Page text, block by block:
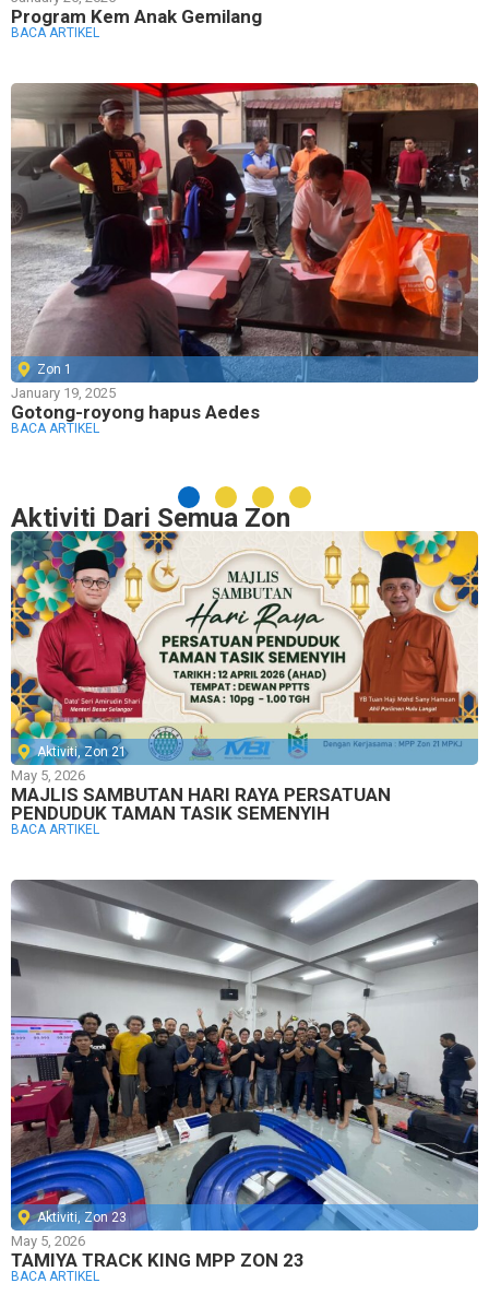
Program Kem Anak Gemilang
BACA ARTIKEL
Zon 1
January 19, 2025
Gotong-royong hapus Aedes
BACA ARTIKEL
Aktiviti Dari Semua Zon
Aktiviti,Zon 21
May 5, 2026
MAJLIS SAMBUTAN HARI RAYA PERSATUAN
PENDUDUK TAMAN TASIK SEMENYIH
BACA ARTIKEL
Aktiviti, Zon 23
May 5, 2026
TAMIYA TRACK KING MPP ZON 23
BACA ARTIKEL